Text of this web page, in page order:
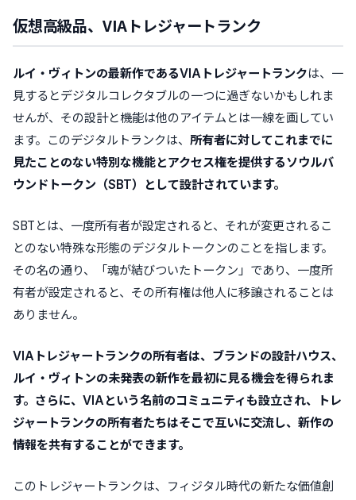
仮想高級品、VIAトレジャートランク
ルイ・ヴィトンの最新作であるVIAトレジャートランクは、一
見するとデジタルコレクタブルの一つに過ぎないかもしれま
せんが、その設計と機能は他のアイテムとは一線を画してい
ます。このデジタルトランクは、 所有者に対してこれまでに
見たことのない特別な機能とアクセス権を提供するソウルバ
ウンドトークン（SBT）として設計されています。
SBTとは、一度所有者が設定されると、それが変更されるこ
とのない特殊な形態のデジタルトークンのことを指します。
その名の通り、「魂が結びついたトークン」であり、一度所
有者が設定されると、その所有権は他人に移譲されることは
ありません。
VIAトレジャートランクの所有者は、ブランドの設計ハウス、
ルイ・ヴィトンの未発表の新作を最初に見る機会を得られま
す。さらに、VIAという名前のコミュニティも設立され、トレ
ジャートランクの所有者たちはそこで互いに交流し、新作の
情報を共有することができます。
このトレジャートランクは、フィジタル時代の新たな価値創